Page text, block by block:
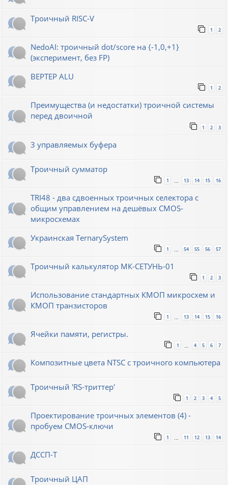
Троичный RISC-V
1 2
NedoAI: троичный dot/score на {-1,0,+1}
(эксперимент, без FP)
BEPTEP ALU
1 2
Преимущества (и недостатки) троичной системы
перед двоичной
1 2 3
3 управляемых буфера
Троичный сумматор
1 13 14 15 16
TRI48 - два сдвоенных троичных селектора с
общим управлением на дешёвых CMOS-
микросхемах
Украинская TernarySystem
1 54 55 56 57
Троичный калькулятор МК-СЕТУНЬ-01
1 2 3
Использование стандартных КМОП микросхем и
КМОП транзисторов
1 13 14 15 16
Ячейки памяти, регистры.
1 4 5 6 7
Композитные цвета NTSC с троичного компьютера
Троичный 'RS-триттер'
1 2 3 4 5
Проектирование троичных элементов (4) -
пробуем CMOS-ключи
1 … 11 12 13 14
ДССП-Т
Троичный ЦАП